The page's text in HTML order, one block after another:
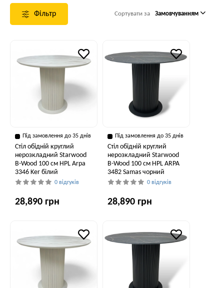
Фільтр Сортувати за Замовчуванням
Під замовлення до 35 днів
Стіл обідній круглий
нерозкладний Starwood
B-Wood 100 см HPL Arpa
3346 Ker білий
0 відгуків
28,890 грн
Під замовлення до 35 днів
Стіл обідній круглий
нерозкладний Starwood
B-Wood 100 см HPL ARPA
3482 Samas чорний
0 відгуків
28,890 грн